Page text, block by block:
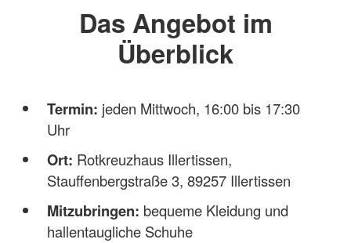
Das Angebot im
Überblick
Termin: jeden Mittwoch, 16:00 bis 17:30
Uhr
Ort: Rotkreuzhaus Illertissen,
Stauffenbergstraße 3, 89257 Illertissen
Mitzubringen: bequeme Kleidung und
hallentaugliche Schuhe